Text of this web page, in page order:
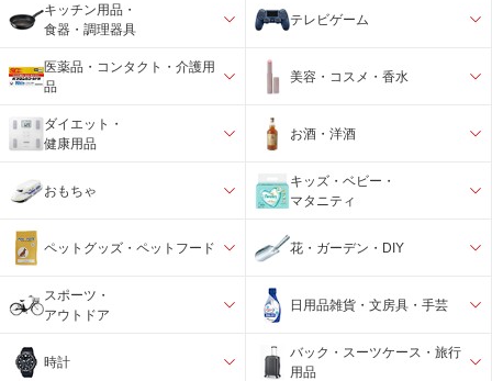
キッチン用品・
食器・調理器具
テレビゲーム
医薬品・コンタクト・介護用
品
美容・コスメ・香水
ダイエット・
健康用品
お酒・洋酒
おもちゃ
キッズ・ベビー・
マタニティ
ペットグッズ・ペットフード 花・ガーデン・DIY
スポーツ・
アウトドア
日用品雑貨・文房具・手芸
時計
バック・スーツケース・旅行
用品